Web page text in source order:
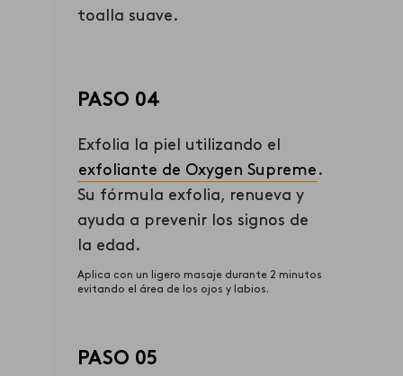
toalla suave.
PASO 04
Exfolia la piel utilizando el
exfoliante de Oxygen Supreme .
Su fórmula exfolia, renueva y
ayuda a prevenir los signos de
la edad.
Aplica con un ligero masaje durante 2 minutos
evitando el área de los ojos y labios.
PASO 05